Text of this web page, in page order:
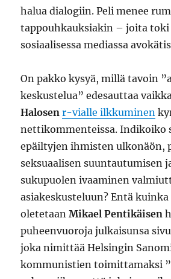
halua dialogiin. Peli menee
tappouhkauksiakin – joita toki
sosiaalisessa mediassa
On pakko kysyä, millä tavoin
keskustelua” edesauttaa
Halosen r-vialle ilkkuminen
nettikommenteissa. Indikoiko
epäiltyjen ihmisten ulkonäön,
seksuaalisen suuntautumisen
sukupuolen ivaaminen
asiakeskusteluun? Entä
oletetaanMikael Pentikäisen
puheenvuoroja julkaisunsa
joka nimittää Helsingin
kommunistien toimittamaksi